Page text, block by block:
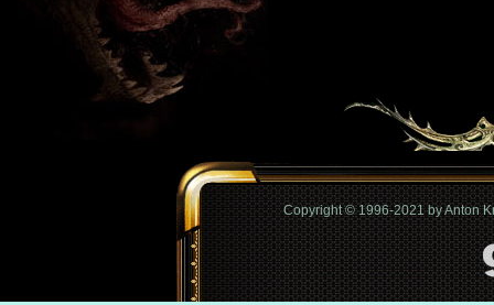
Copyright © 1996-2021 by Anton